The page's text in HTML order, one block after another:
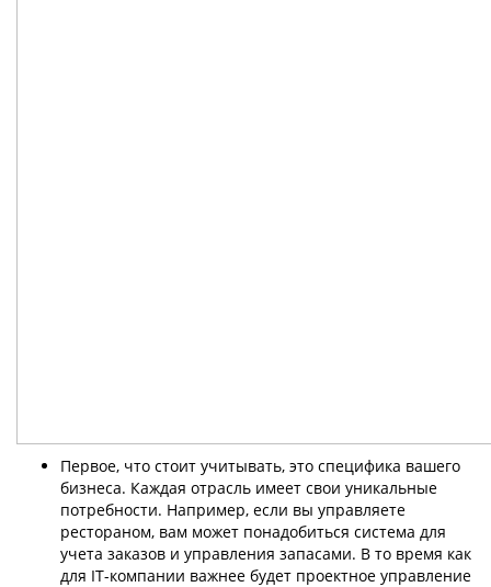
Первое, что стоит учитывать, это специфика вашего
бизнеса. Каждая отрасль имеет свои уникальные
потребности. Например, если вы управляете
рестораном, вам может понадобиться система для
учета заказов и управления запасами. В то время как
для IT-компании важнее будет проектное управление